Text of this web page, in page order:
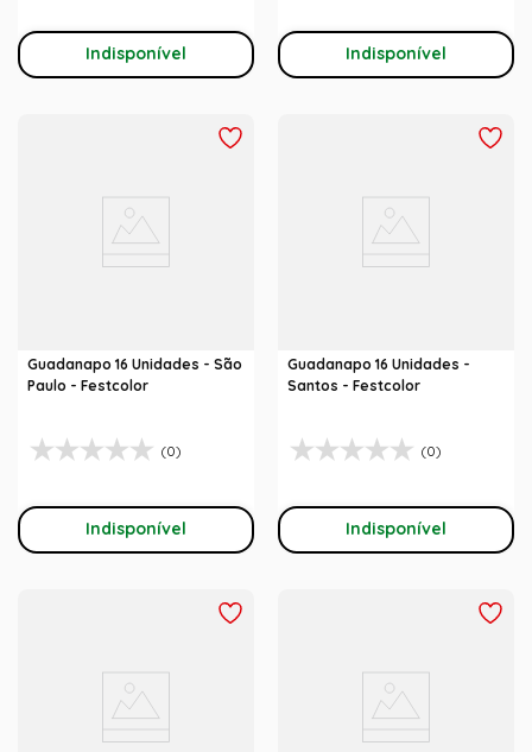
Indisponível Indisponível
Guadanapo 16 Unidades - São
Paulo - Festcolor
(0)
Indisponível
Guadanapo 16 Unidades -
Santos - Festcolor
(0)
Indisponível